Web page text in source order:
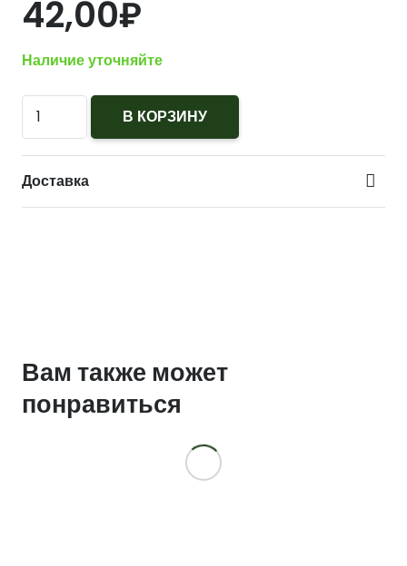
42,00₽
Наличие уточняйте
Количество
Кокарда
МО
с
эмблемой
В КОРЗИНУ
Доставка
Вам также может
понравиться